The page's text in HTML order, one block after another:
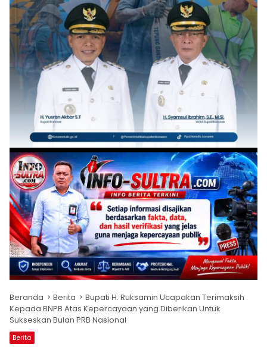
Beranda Berita
Bupati H. Ruksamin Ucapakan Terimaksih
Kepada BNPB Atas Kepercayaan yang Diberikan Untuk
Sukseskan Bulan PRB Nasional
Berita